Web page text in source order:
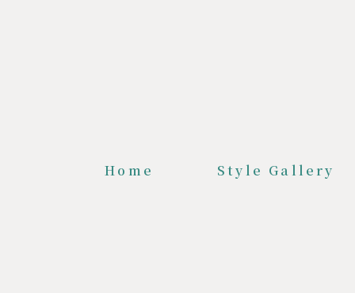
Home Style Gallery